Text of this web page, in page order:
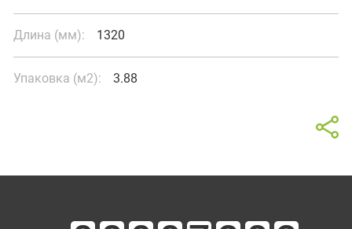
Длина (мм): 1320
Упаковка (м2): 3.88
Отзывы о товаре Дуб Олиб
делитесь опытом!